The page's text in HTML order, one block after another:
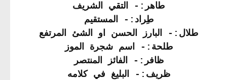
طاهر:- التقي الشريف
طِراد:- المستقيم
طلال:- البارز الحسن او الشئ المرتفع
طلحة:- اسم شجرة الموز
ظافر:- الفائز المنتصر
ظريف:- البليغ في كلامه